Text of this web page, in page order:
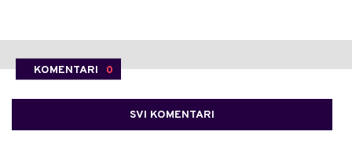
KOMENTARI 0
SVI KOMENTARI